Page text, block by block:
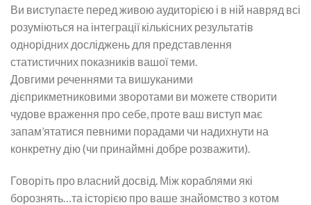
Ви виступаєте перед живою аудиторією і в ній навряд всі
розуміються на інтеграції кількісних результатів
однорідних досліджень для представлення
статистичних показників вашої теми.
Довгими реченнями та вишуканими
дієприкметниковими зворотами ви можете створити
чудове враження про себе, проте ваш виступ має
запам’ятатися певними порадами чи надихнути на
конкретну дію (чи принаймні добре розважити).
Говоріть про власний досвід. Між кораблями які
борознять…та історією про ваше знайомство з котом